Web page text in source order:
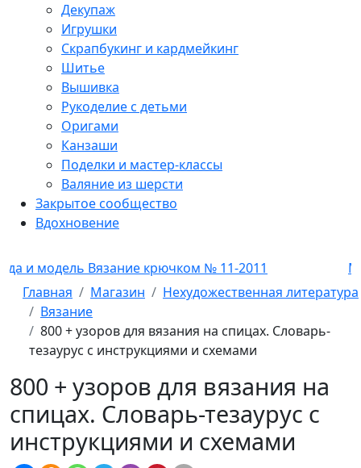
Декупаж
Игрушки
Скрапбукинг и кардмейкинг
Шитье
Вышивка
Рукоделие с детьми
Оригами
Канзаши
Поделки и мастер-классы
Валяние из шерсти
Закрытое сообщество
Вдохновение
Вязание крючком № 11-2011
Мода и
Главная
Магазин
Нехудожественная литература
Вязание
800 + узоров для вязания на спицах. Словарь-
тезаурус с инструкциями и схемами
800 + узоров для вязания на
спицах. Словарь-тезаурус с
инструкциями и схемами